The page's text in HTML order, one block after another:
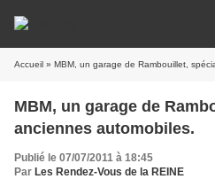
Accueil » MBM, un garage de Rambouillet,
MBM, un garage de
anciennes automobiles.
Publié le 07/07/2011 à 18:45
Par Les Rendez-Vous de la REINE